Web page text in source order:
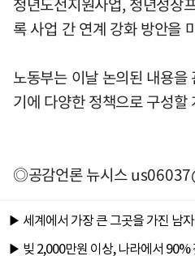
록 사업 간 연계 강화 방안을
노동부는 이날 논의된 내용
기에 다양한 정책으로 구성할
◎공감언론 뉴시스